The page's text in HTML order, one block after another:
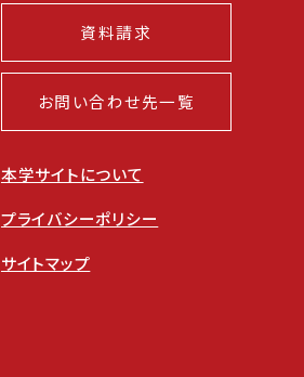
資料請求
お問い合わせ先一覧
本学サイトについて
プライバシーポリシー
サイトマップ